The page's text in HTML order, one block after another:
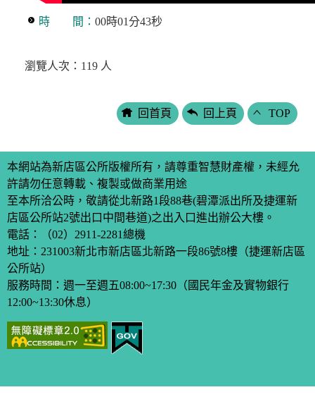
時 間： 00時01分43秒
瀏覽人次：119 人
回首頁 回上頁 TOP
本網站為新店區公所版權所有，請尊重智慧財產權，未經允
許請勿任意轉載、複製或做商業用途
至本所洽公時，敬請從北新路1段88巷(碧潭派出所及捷運新
店區公所站2號出口中間巷道)之出入口進出辦公大樓。
電話：
（02）2911-2281總機
地址：231003新北市新店區北新路一段86號8樓（捷運新店區
公所站）
服務時間：週一至週五08:00~17:30（國民年金及實物銀行
12:00~13:30休息）